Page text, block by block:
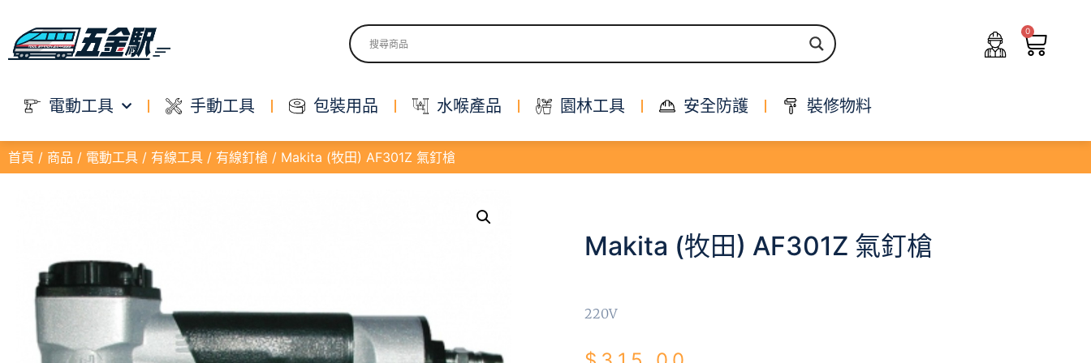
0
電動工具 手動工具 包裝用品 水喉產品 園林工具 安全防護 裝修物料
首頁 / 商品 / 電動工具 / 有線工具 / 有線釘槍 / Makita (牧田) AF301Z 氣釘槍
Makita (牧田) AF301Z 氣釘槍
220V